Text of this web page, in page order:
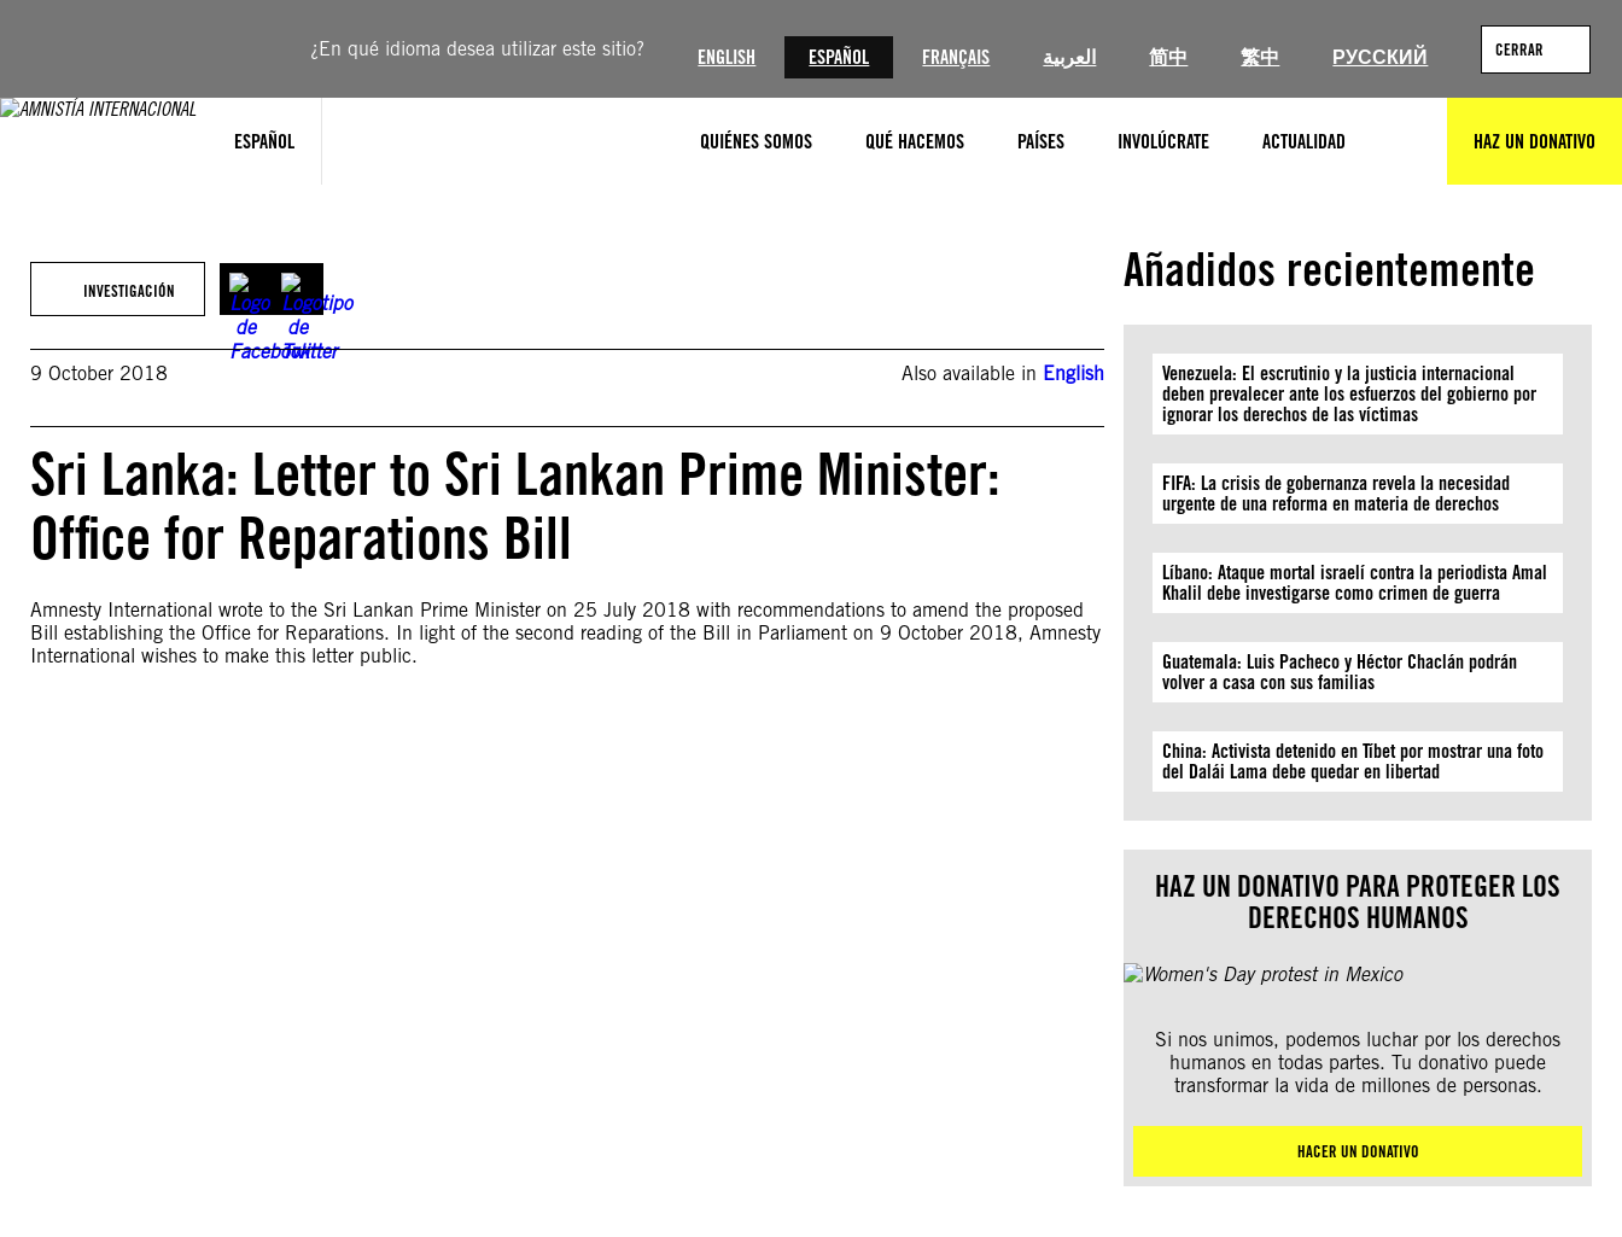
¿En qué idioma desea utilizar este sitio? ENGLISH ESPAÑOL FRANÇAIS العربية 简中 繁中 РУССКИЙ CERRAR
ESPAÑOL QUIÉNES SOMOS QUÉ HACEMOS PAÍSES INVOLÚCRATE ACTUALIDAD HAZ UN DONATIVO
INVESTIGACIÓN
9 October 2018 Also available in English
Sri Lanka: Letter to Sri Lankan Prime Minister:
Office for Reparations Bill
Amnesty International wrote to the Sri Lankan Prime Minister on 25 July 2018 with recommendations to amend the proposed
Bill establishing the Office for Reparations. In light of the second reading of the Bill in Parliament on 9 October 2018, Amnesty
International wishes to make this letter public.
Añadidos recientemente
Venezuela: El escrutinio y la justicia internacional
deben prevalecer ante los esfuerzos del gobierno por
ignorar los derechos de las víctimas
FIFA: La crisis de gobernanza revela la necesidad
urgente de una reforma en materia de derechos
Líbano: Ataque mortal israelí contra la periodista Amal
Khalil debe investigarse como crimen de guerra
Guatemala: Luis Pacheco y Héctor Chaclán podrán
volver a casa con sus familias
China: Activista detenido en Tíbet por mostrar una foto
del Dalái Lama debe quedar en libertad
HAZ UN DONATIVO PARA PROTEGER LOS
DERECHOS HUMANOS
Si nos unimos, podemos luchar por los derechos
humanos en todas partes. Tu donativo puede
transformar la vida de millones de personas.
HACER UN DONATIVO